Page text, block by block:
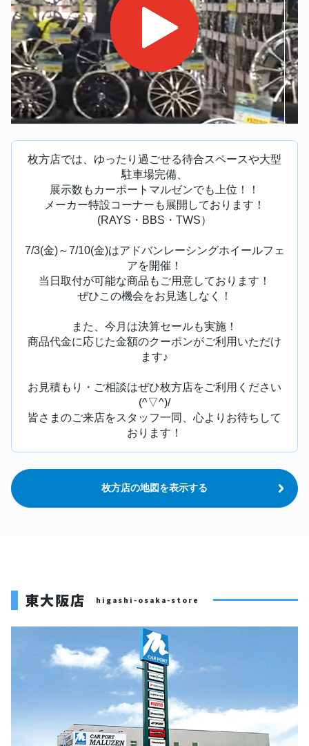
枚方店では、ゆったり過ごせる待合スペースや大型
駐車場完備、
展示数もカーポートマルゼンでも上位！！
メーカー特設コーナーも展開しております！
(RAYS・BBS・TWS）
7/3(金)～7/10(金)はアドバンレーシングホイールフェ
アを開催！
当日取付が可能な商品もご用意しております！
ぜひこの機会をお見逃しなく！
また、今月は決算セールも実施！
商品代金に応じた金額のクーポンがご利用いただけ
ます♪
お見積もり・ご相談はぜひ枚方店をご利用ください
(^▽^)/
皆さまのご来店をスタッフ一同、心よりお待ちして
おります！
枚方店の地図を表示する
東大阪店 higashi-osaka-store